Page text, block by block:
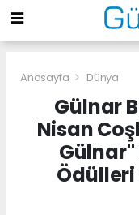
Anasayfa Dünya
Gülnar
Nisan
Gülnar"